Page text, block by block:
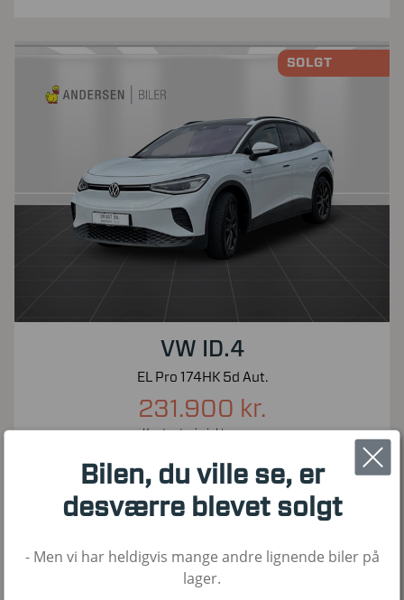
SOLGT
VW ID.4
EL Pro 174HK 5d Aut.
231.900 kr.
Kontantpris inkl. moms
52.500
KM
2022
1. Reg
El
Brændstof
Nyhed!
Bilen, du ville se, er
desværre blevet solgt
- Men vi har heldigvis mange andre lignende biler på
lager.